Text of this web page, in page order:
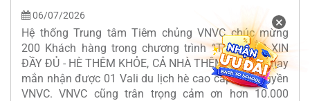
06/07/2026
Hệ thống Trung tâm Tiêm chủng VNVC chúc mừng
200 Khách hàng trong chương trình “TIÊM VẮC XIN
ĐẦY ĐỦ - HÈ THÊM KHỎE, CẢ NHÀ THÊM VUI” đã may
mắn nhận được 01 Vali du lịch hè cao cấp, độc quyền
VNVC. VNVC cũng trân trọng cảm ơn hơn 10.000
×